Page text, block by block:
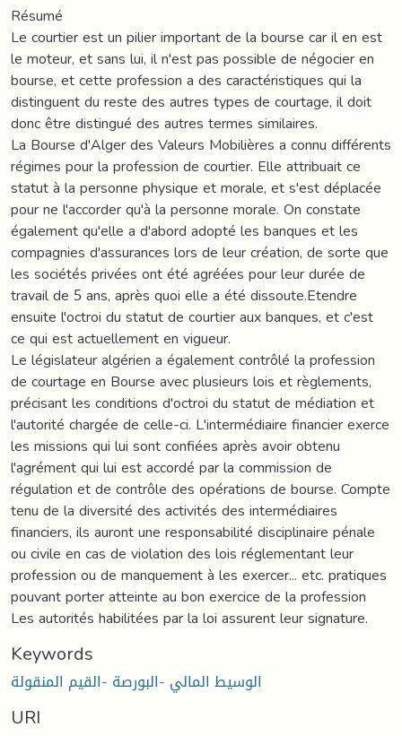
Résumé
Le courtier est un pilier important de la bourse car il en est
le moteur, et sans lui, il n'est pas possible de négocier en
bourse, et cette profession a des caractéristiques qui la
distinguent du reste des autres types de courtage, il doit
donc être distingué des autres termes similaires.
La Bourse d'Alger des Valeurs Mobilières a connu différents
régimes pour la profession de courtier. Elle attribuait ce
statut à la personne physique et morale, et s'est déplacée
pour ne l'accorder qu'à la personne morale. On constate
également qu'elle a d'abord adopté les banques et les
compagnies d'assurances lors de leur création, de sorte que
les sociétés privées ont été agréées pour leur durée de
travail de 5 ans, après quoi elle a été dissoute.Etendre
ensuite l'octroi du statut de courtier aux banques, et c'est
ce qui est actuellement en vigueur.
Le législateur algérien a également contrôlé la profession
de courtage en Bourse avec plusieurs lois et règlements,
précisant les conditions d'octroi du statut de médiation et
l'autorité chargée de celle-ci. L'intermédiaire financier exerce
les missions qui lui sont confiées après avoir obtenu
l'agrément qui lui est accordé par la commission de
régulation et de contrôle des opérations de bourse. Compte
tenu de la diversité des activités des intermédiaires
financiers, ils auront une responsabilité disciplinaire pénale
ou civile en cas de violation des lois réglementant leur
profession ou de manquement à les exercer... etc. pratiques
pouvant porter atteinte au bon exercice de la profession
Les autorités habilitées par la loi assurent leur signature.
Keywords
الوسيط المالي -البورصة -القيم المنقولة
URI